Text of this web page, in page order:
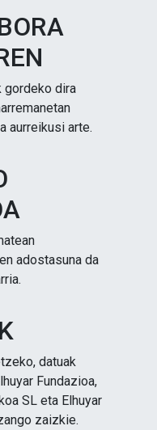
gordeko dira
aurreikusi arte.
adostasuna da
datuak
Fundazioa,
SL eta Elhuyar
zaizkie.